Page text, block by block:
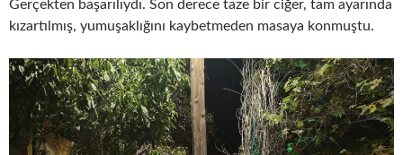
Gerçekten başarılıydı. Son derece taze bir ciğer, tam ayarında
kızartılmış, yumuşaklığını kaybetmeden masaya konmuştu.